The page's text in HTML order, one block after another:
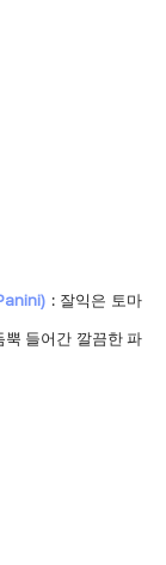
: 잘익은 토마
뿍 들어간 깔끔한 파